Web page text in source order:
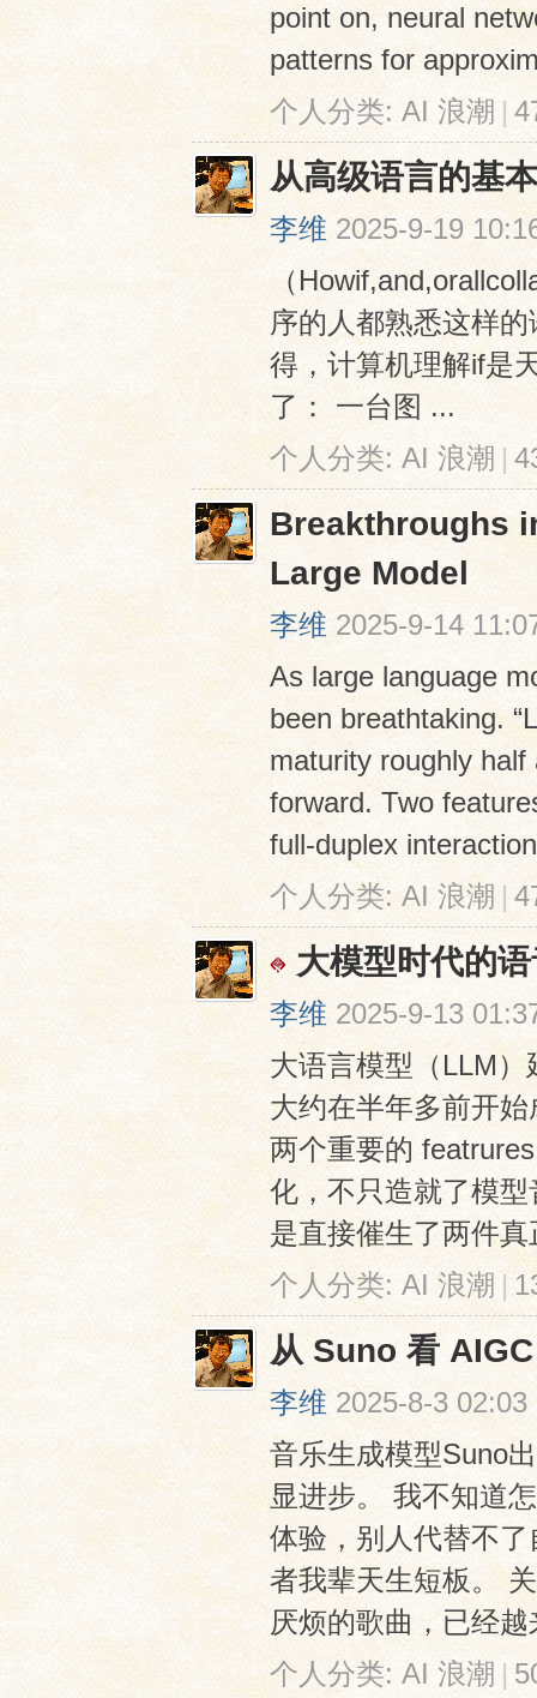
point on, neural
patterns for
个人分类: AI 浪潮 |
从高级语言的基
李维 2025-9-19
（
序的人都熟悉这样
得，计算机理解if是
了： 一台图 ...
个人分类: AI 浪潮 |
Breakthroughs
Large Model
李维 2025-9-14
As large language
been breathtaking.
maturity roughly
forward. Two
full-duplex
个人分类:AI 浪潮 |
大模型时代的
李维 2025-9-13
大语言模型（LLM
大约在半年多前开
两个重要的
化，不只造就了模
是直接催生了两件
个人分类: AI 浪潮 |
从 Suno 看
李维 2025-8-3 02:03
音乐生成模型Suno
显进步。 我不知道
体验，别人代替不
者我辈天生短板。
厌烦的歌曲，已经
个人分类: AI 浪潮 |